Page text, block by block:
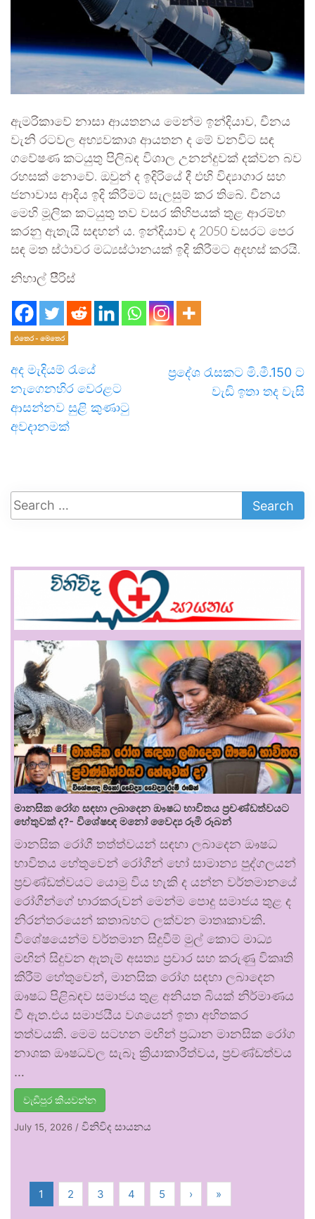
ඇමරිකාවේ නාසා ආයතනය මෙන්ම ඉන්දියාව, චීනය
වැනි රටවල අභ්‍යවකාශ ආයතන ද මේ වනවිට සඳ
ගවේෂණ කටයුතු පිලිබඳ විශාල උනන්දුවක් දක්වන බව
රහසක් නොවේ. ඔවුන් ද ඉදිරියේ දී එහි විද්‍යාගාර සහ
ජනාවාස ආදිය ඉදි කිරීමට සැලසුම් කර තිබේ. චීනය
මෙහි මූලික කටයුතු තව වසර කිහිපයක් තුළ ආරම්භ
කරනු ඇතැයි සඳහන් ය. ඉන්දියාව ද 2050 වසරට පෙර
සඳ මත ස්ථාවර මධ්‍යස්ථානයක් ඉදි කිරීමට අදහස් කරයි.
නිහාල් පීිරිස්
එතෙර - මෙතෙර
අද මැදියම් රැයේ
නැගෙනහිර වෙරළට
ආසන්නව සුළි කුණාටු
අවදානමක්
ප්‍රදේශ රැසකට මි.මී.150 ට
වැඩි ඉතා තද වැසි
මානසික රෝග සඳහා ලබාදෙන ඖෂධ භාවිතය ප්‍රචණ්ඩත්වයට
හේතුවක් ද?- විශේෂඥ මනෝ වෛද්‍ය රූමි රූබන්
මානසික රෝගී තත්ත්වයන් සඳහා ලබාදෙන ඖෂධ
භාවිතය හේතුවෙන් රෝගීන් හෝ සාමාන්‍ය පුද්ගලයන්
ප්‍රචණ්ඩත්වයට යොමු විය හැකි ද යන්න වර්තමානයේ
රෝගීන්ගේ භාරකරුවන් මෙන්ම පොදු සමාජය තුළ ද
නිරන්තරයෙන් කතාබහට ලක්වන මාතෘකාවකි.
විශේෂයෙන්ම වර්තමාන සිදුවීම් මුල් කොට මාධ්‍ය
මඟින් සිදුවන ඇතැම් අසත්‍ය ප්‍රචාර සහ කරුණු විකෘති
කිරීම් හේතුවෙන්, මානසික රෝග සඳහා ලබාදෙන
ඖෂධ පිළිබඳව සමාජය තුළ අනියත බියක් නිර්මාණය
වී ඇත.එය සමාජයීය වශයෙන් ඉතා අහිතකර
තත්වයකි. මෙම සටහන මඟින් ප්‍රධාන මානසික රෝග
නාශක ඖෂධවල සැබෑ ක්‍රියාකාරීත්වය, ප්‍රචණ්ඩත්වය
…
වැඩිපුර කියවන්න
July 15, 2026 / විනිවිද සායනය
1 2 3 4 5 › »